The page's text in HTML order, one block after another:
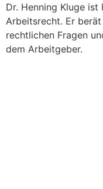
Dr. Henning Kluge
Arbeitsrecht. Er
rechtlichen Fragen
dem Arbeitgeber.